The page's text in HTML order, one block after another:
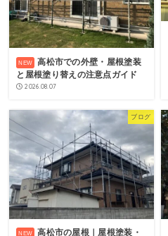
高松市での外壁・屋根塗装
と屋根塗り替えの注意点ガイド
2026.08.07
ブログ
高松市の屋根｜屋根塗装・